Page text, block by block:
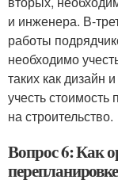
и инженера. В-
работы
необходимо
таких как дизайн
учесть
на строительство.
Вопрос 6: Как